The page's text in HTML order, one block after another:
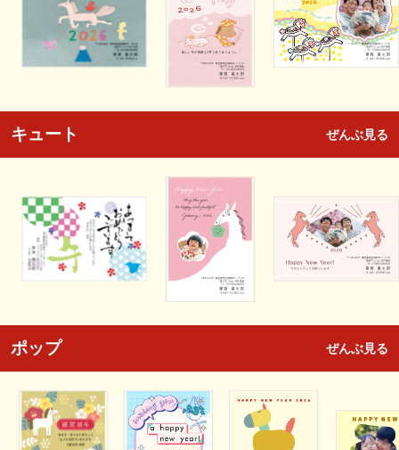
キュート ぜんぶ見る
ポップ ぜんぶ見る